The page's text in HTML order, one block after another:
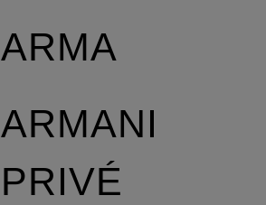
ARMA
ARMANI
PRIVÉ